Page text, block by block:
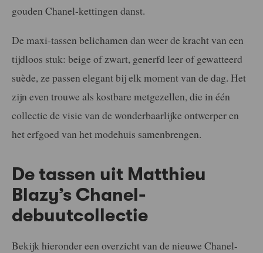
gouden Chanel-kettingen danst.
De maxi-tassen belichamen dan weer de kracht van een
tijdloos stuk: beige of zwart, generfd leer of gewatteerd
suède, ze passen elegant bij elk moment van de dag. Het
zijn even trouwe als kostbare metgezellen, die in één
collectie de visie van de wonderbaarlijke ontwerper en
het erfgoed van het modehuis samenbrengen.
De tassen uit Matthieu
Blazy’s Chanel-
debuutcollectie
Bekijk hieronder een overzicht van de nieuwe Chanel-